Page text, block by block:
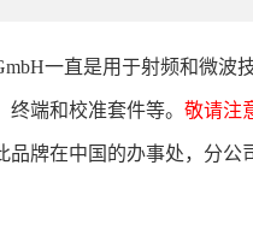
一直是用于射频和微
端和校准套件等。 敬请注
牌在中国的办事处，分